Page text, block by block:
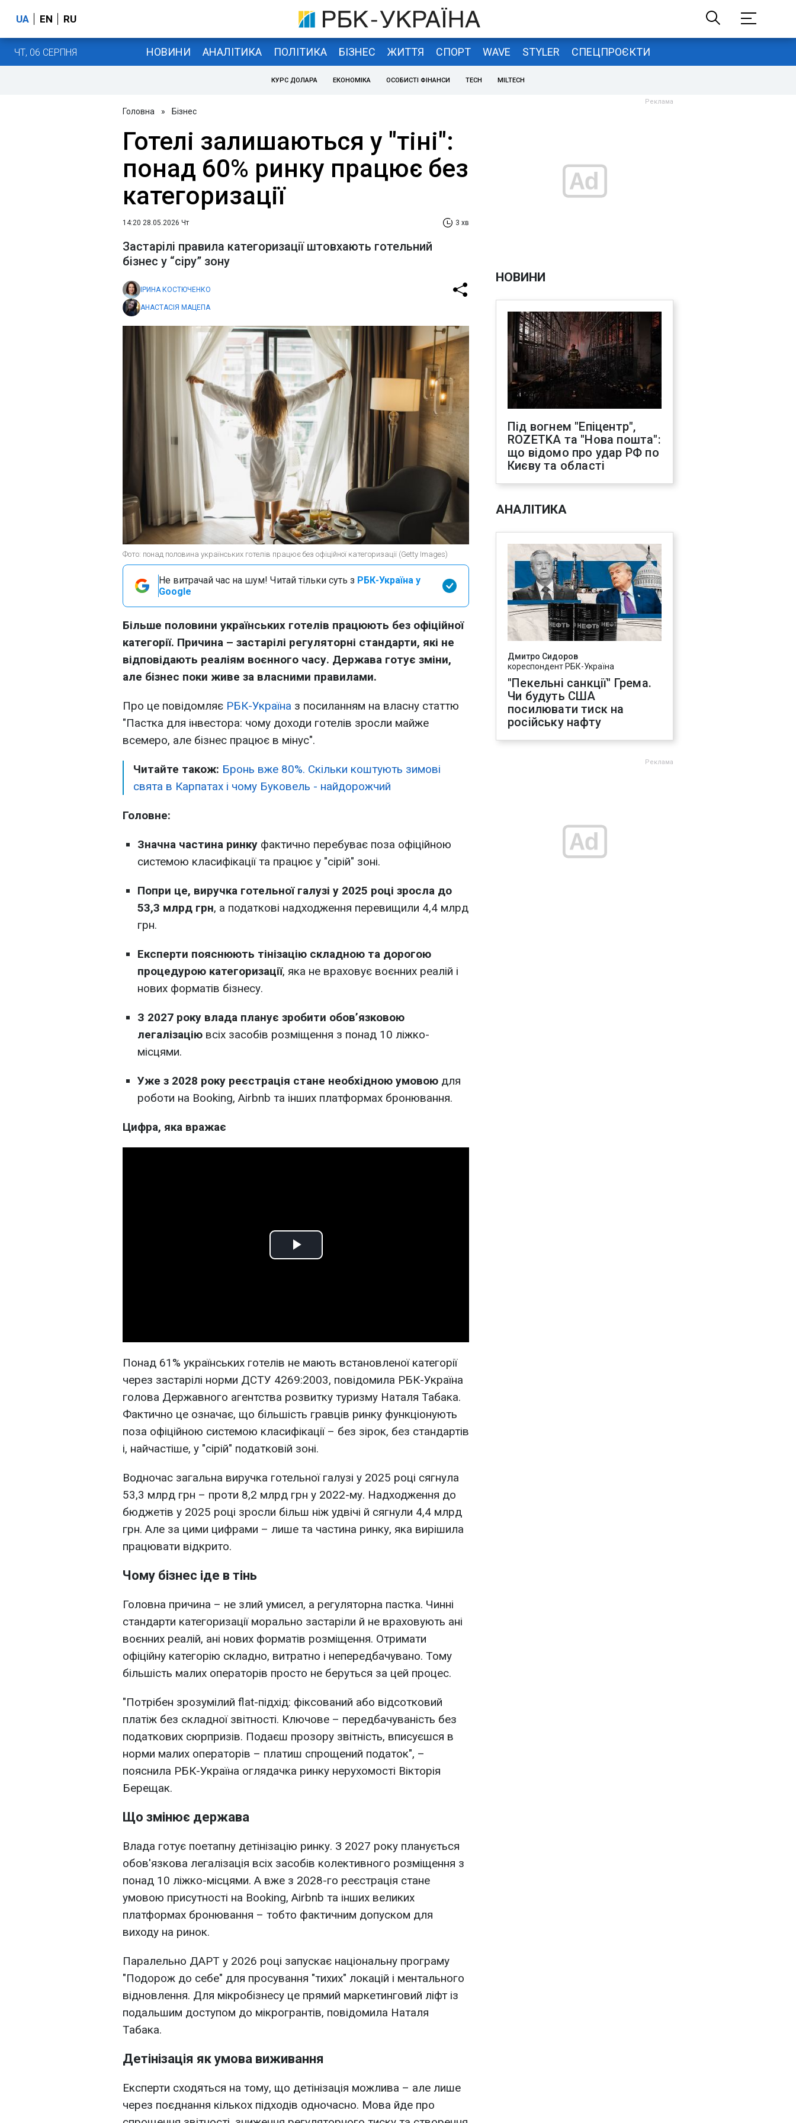
UA EN RU
ЧТ, 06 СЕРПНЯ НОВИНИ АНАЛІТИКА ПОЛІТИКА БІЗНЕС ЖИТТЯ СПОРТ WAVE STYLER СПЕЦПРОЄКТИ
КУРС ДОЛАРА ЕКОНОМІКА ОСОБИСТІ ФІНАНСИ TECH MILTECH
Головна » Бізнес
Готелі залишаються у "тіні":
понад 60% ринку працює без
категоризації
14:20 28.05.2026 Чт 3 хв
Застарілі правила категоризації штовхають готельний
бізнес у “сіру” зону
ІРИНА КОСТЮЧЕНКО
АНАСТАСІЯ МАЦЕПА
Фото: понад половина українських готелів працює без офіційної категоризації (Getty Images)
Не витрачай час на шум! Читай тільки суть з РБК-Україна у
Google
Більше половини українських готелів працюють без офіційної
категорії. Причина – застарілі регуляторні стандарти, які не
відповідають реаліям воєнного часу. Держава готує зміни,
але бізнес поки живе за власними правилами.
Про це повідомляє РБК-Україна з посиланням на власну статтю
"Пастка для інвестора: чому доходи готелів зросли майже
всемеро, але бізнес працює в мінус".
Читайте також: Бронь вже 80%. Скільки коштують зимові
свята в Карпатах і чому Буковель - найдорожчий
Головне:
Значна частина ринку фактично перебуває поза офіційною
системою класифікації та працює у "сірій" зоні.
Попри це, виручка готельної галузі у 2025 році зросла до
53,3 млрд грн, а податкові надходження перевищили 4,4 млрд
грн.
Експерти пояснюють тінізацію складною та дорогою
процедурою категоризації, яка не враховує воєнних реалій і
нових форматів бізнесу.
З 2027 року влада планує зробити обов’язковою
легалізацію всіх засобів розміщення з понад 10 ліжко-
місцями.
Уже з 2028 року реєстрація стане необхідною умовою для
роботи на Booking, Airbnb та інших платформах бронювання.
Цифра, яка вражає
Play
Понад 61% українських готелів не мають встановленої категорії
через застарілі норми ДСТУ 4269:2003, повідомила РБК-Україна
голова Державного агентства розвитку туризму Наталя Табака.
Фактично це означає, що більшість гравців ринку функціонують
поза офіційною системою класифікації – без зірок, без стандартів
і, найчастіше, у "сірій" податковій зоні.
Водночас загальна виручка готельної галузі у 2025 році сягнула
53,3 млрд грн – проти 8,2 млрд грн у 2022-му. Надходження до
бюджетів у 2025 році зросли більш ніж удвічі й сягнули 4,4 млрд
грн. Але за цими цифрами – лише та частина ринку, яка вирішила
працювати відкрито.
Чому бізнес іде в тінь
Головна причина – не злий умисел, а регуляторна пастка. Чинні
стандарти категоризації морально застаріли й не враховують ані
воєнних реалій, ані нових форматів розміщення. Отримати
офіційну категорію складно, витратно і непередбачувано. Тому
більшість малих операторів просто не беруться за цей процес.
"Потрібен зрозумілий flat-підхід: фіксований або відсотковий
платіж без складної звітності. Ключове – передбачуваність без
податкових сюрпризів. Подаєш прозору звітність, вписуєшся в
норми малих операторів – платиш спрощений податок", –
пояснила РБК-Україна оглядачка ринку нерухомості Вікторія
Берещак.
Що змінює держава
Влада готує поетапну детінізацію ринку. З 2027 року планується
обов'язкова легалізація всіх засобів колективного розміщення з
понад 10 ліжко-місцями. А вже з 2028-го реєстрація стане
умовою присутності на Booking, Airbnb та інших великих
платформах бронювання – тобто фактичним допуском для
виходу на ринок.
Паралельно ДАРТ у 2026 році запускає національну програму
"Подорож до себе" для просування "тихих" локацій і ментального
відновлення. Для мікробізнесу це прямий маркетинговий ліфт із
подальшим доступом до мікрогрантів, повідомила Наталя
Табака.
Детінізація як умова виживання
Експерти сходяться на тому, що детінізація можлива – але лише
через поєднання кількох підходів одночасно. Мова йде про
НОВИНИ
Під вогнем "Епіцентр",
ROZETKA та "Нова пошта":
що відомо про удар РФ по
Києву та області
АНАЛІТИКА
Дмитро Сидоров
кореспондент РБК-Україна
"Пекельні санкції" Грема.
Чи будуть США
посилювати тиск на
російську нафту